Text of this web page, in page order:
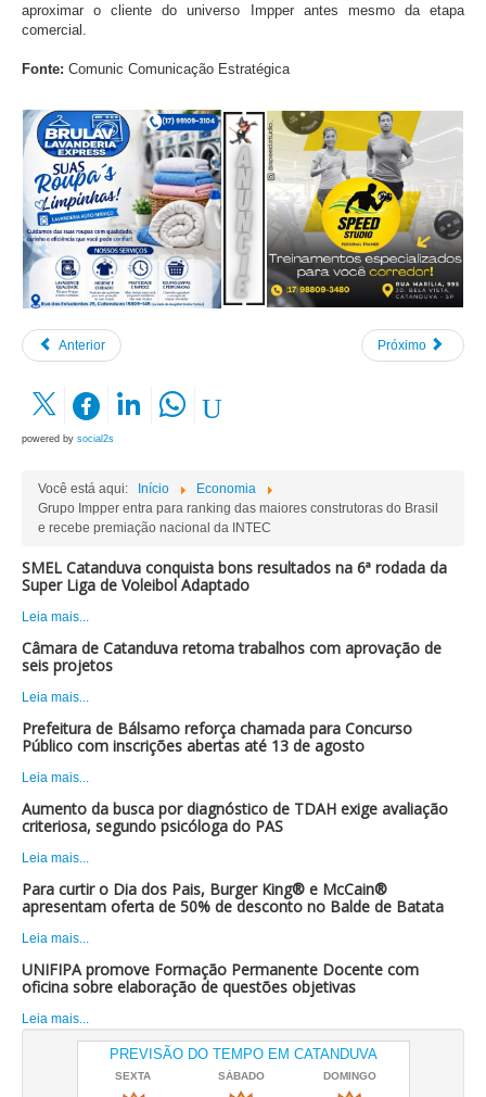
aproximar o cliente do universo Impper antes mesmo da etapa
comercial.
Fonte: Comunic Comunicação Estratégica
Anterior Próximo
powered by social2s
Você está aqui: Início
Economia
Grupo Impper entra para ranking das maiores construtoras do Brasil
e recebe premiação nacional da INTEC
SMEL Catanduva conquista bons resultados na 6ª rodada da
Super Liga de Voleibol Adaptado
Leia mais...
Câmara de Catanduva retoma trabalhos com aprovação de
seis projetos
Leia mais...
Prefeitura de Bálsamo reforça chamada para Concurso
Público com inscrições abertas até 13 de agosto
Leia mais...
Aumento da busca por diagnóstico de TDAH exige avaliação
criteriosa, segundo psicóloga do PAS
Leia mais...
Para curtir o Dia dos Pais, Burger King® e McCain®
apresentam oferta de 50% de desconto no Balde de Batata
Leia mais...
UNIFIPA promove Formação Permanente Docente com
oficina sobre elaboração de questões objetivas
Leia mais...